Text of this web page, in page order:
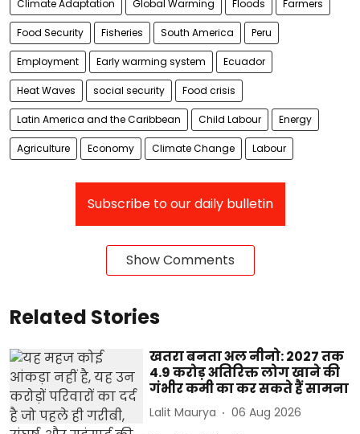
Climate Adaptation Global Warming Floods Farmers
Food Security Fisheries South America Peru
Employment Early warming system Ecuador
Heat Waves social security Food crisis
Latin America and the Caribbean Child Labour Energy
Agriculture Economy Climate Change Labour
Subscribe to our daily bulletin
Show Comments
Related Stories
खतरा बनता अल नीनो: 2027 तक
4.9 करोड़ अतिरिक्त लोग खाने की
गंभीर कमी का कर सकते हैं सामना
Lalit Maurya 06 Aug 2026